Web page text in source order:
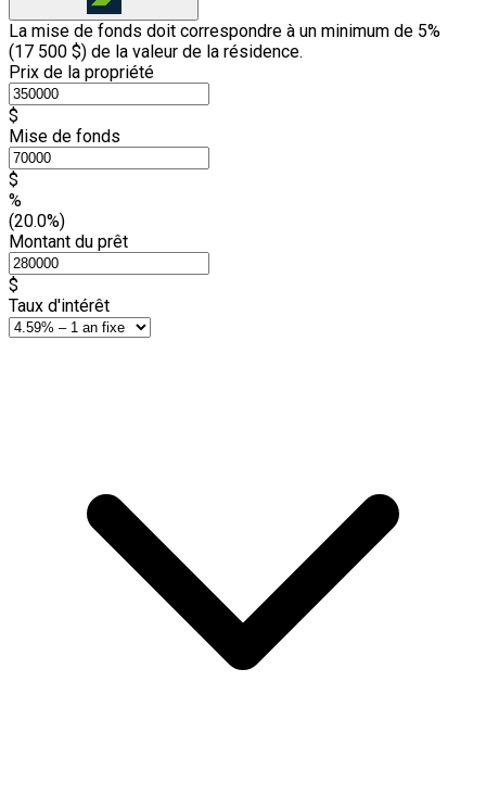
La mise de fonds doit correspondre à un minimum de 5%
(17 500 $) de la valeur de la résidence.
Prix de la propriété
$
Mise de fonds
$
%
(20.0%)
Montant du prêt
$
Taux d'intérêt